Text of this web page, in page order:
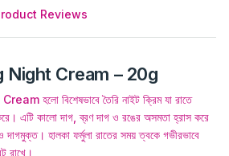
Reviews
Night Cream – 20g
হলো বিশেষভাবে তৈরি নাইট ক্রিম যা রাতে
এটি কালো দাগ, ব্রণ দাগ ও রঙের অসমতা হ্রাস করে
হালকা ফর্মুলা রাতের সময় ত্বকে গভীরভাবে
রাখে।